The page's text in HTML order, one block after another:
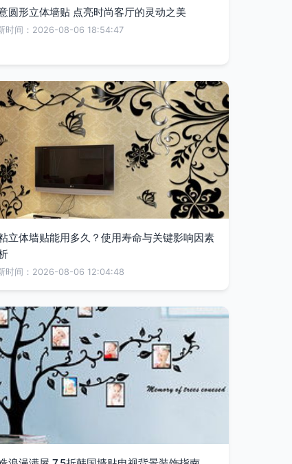
圆形立体墙贴 点亮时尚客厅的灵动之美
时间：2026-08-06 18:54:47
立体墙贴能用多久？使用寿命与关键影响因素
时间：2026-08-06 12:04:48